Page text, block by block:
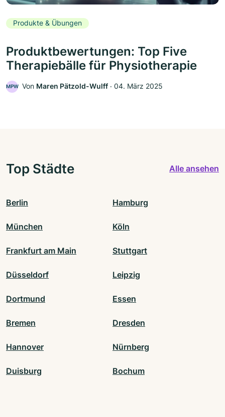
Produkte & Übungen
Produktbewertungen: Top Five
Therapiebälle für Physiotherapie
MPW Von Maren Pätzold-Wulff ‧ 04. März 2025
Top Städte Alle ansehen
Berlin Hamburg
München Köln
Frankfurt am Main Stuttgart
Düsseldorf Leipzig
Dortmund Essen
Bremen Dresden
Hannover Nürnberg
Duisburg Bochum